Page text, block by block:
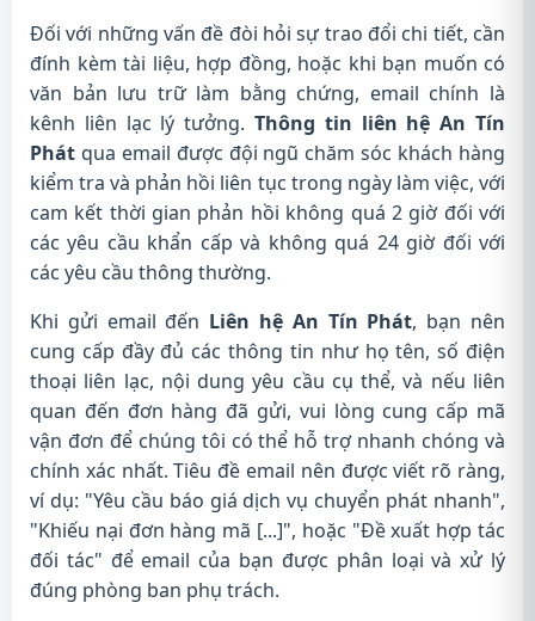
Đối với những vấn đề đòi hỏi sự trao đổi chi tiết, cần
đính kèm tài liệu, hợp đồng, hoặc khi bạn muốn có
văn bản lưu trữ làm bằng chứng, email chính là
kênh liên lạc lý tưởng. Thông tin liên hệ An Tín
Phát qua email được đội ngũ chăm sóc khách hàng
kiểm tra và phản hồi liên tục trong ngày làm việc, với
cam kết thời gian phản hồi không quá 2 giờ đối với
các yêu cầu khẩn cấp và không quá 24 giờ đối với
các yêu cầu thông thường.
Khi gửi email đến Liên hệ An Tín Phát, bạn nên
cung cấp đầy đủ các thông tin như họ tên, số điện
thoại liên lạc, nội dung yêu cầu cụ thể, và nếu liên
quan đến đơn hàng đã gửi, vui lòng cung cấp mã
vận đơn để chúng tôi có thể hỗ trợ nhanh chóng và
chính xác nhất. Tiêu đề email nên được viết rõ ràng,
ví dụ: "Yêu cầu báo giá dịch vụ chuyển phát nhanh",
"Khiếu nại đơn hàng mã [...]", hoặc "Đề xuất hợp tác
đối tác" để email của bạn được phân loại và xử lý
đúng phòng ban phụ trách.